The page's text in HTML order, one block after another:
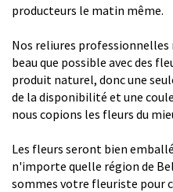
producteurs le matin même.
Nos reliures
beau que possible avec des
produit naturel, donc une
de la disponibilité et une
nous copions les fleurs du
Les fleurs seront bien
n'importe quelle région de
sommes votre fleuriste pour